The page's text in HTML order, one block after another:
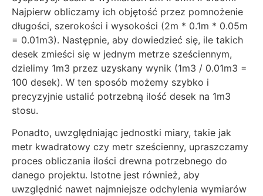
Najpierw obliczamy ich objętość przez pomnożenie
długości, szerokości i wysokości (2m * 0.1m * 0.05m
= 0.01m3). Następnie, aby dowiedzieć się, ile takich
desek zmieści się w jednym metrze sześciennym,
dzielimy 1m3 przez uzyskany wynik (1m3 / 0.01m3 =
100 desek). W ten sposób możemy szybko i
precyzyjnie ustalić potrzebną ilość desek na 1m3
stosu.
Ponadto, uwzględniając jednostki miary, takie jak
metr kwadratowy czy metr sześcienny, upraszczamy
proces obliczania ilości drewna potrzebnego do
danego projektu. Istotne jest również, aby
uwzględnić nawet najmniejsze odchylenia wymiarów